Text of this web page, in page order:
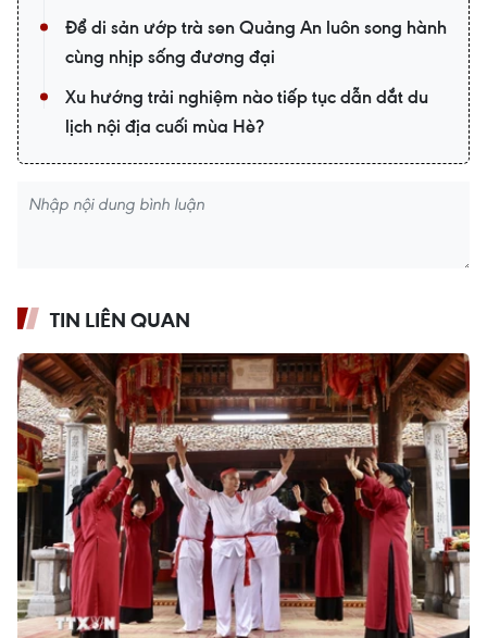
Để di sản ướp trà sen Quảng An luôn song hành
cùng nhịp sống đương đại
Xu hướng trải nghiệm nào tiếp tục dẫn dắt du
lịch nội địa cuối mùa Hè?
TIN LIÊN QUAN